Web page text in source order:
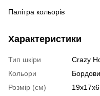
Палітра кольорів
Характеристики
Тип шкіри
Crazy
Кольори
Розмір (см)
19х17х6